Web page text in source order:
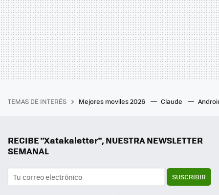
TEMAS DE INTERÉS Mejores moviles 2026 Claude
RECIBE "Xatakaletter", NUESTRA NEWSLETTER
SEMANAL
SUSCRIBIR